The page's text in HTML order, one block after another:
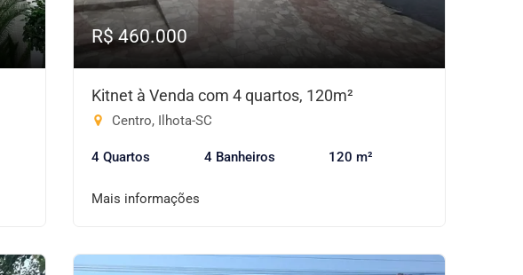
R$ 460.000
Kitnet à Venda com 4 quartos, 120m²
Centro, Ilhota-SC
4 Quartos 4 Banheiros 120 m²
Mais informações